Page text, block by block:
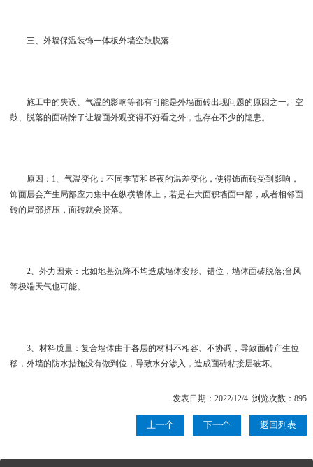
三、外墙保温装饰一体板外墙空鼓脱落
施工中的失误、气温的影响等都有可能是外墙面砖出现问题的原因之一。空
鼓、脱落的面砖除了让墙面外观变得不好看之外，也存在不少的隐患。
原因：1、气温变化：不同季节和昼夜的温差变化，使得饰面砖受到影响，
饰面层会产生局部应力集中在纵横墙体上，若是在大面积墙面中部，或者相邻面
砖的局部挤压，面砖就会脱落。
2、外力因素：比如地基沉降不均造成墙体变形、错位，墙体面砖脱落;台风
等极端天气也可能。
3、材料质量：复合墙体由于各层的材料不相容、不协调，导致面砖产生位
移，外墙的防水措施没有做到位，导致水分渗入，造成面砖粘接层破坏。
发表日期：2022/12/4 浏览次数：895
上一个 下一个 返回列表